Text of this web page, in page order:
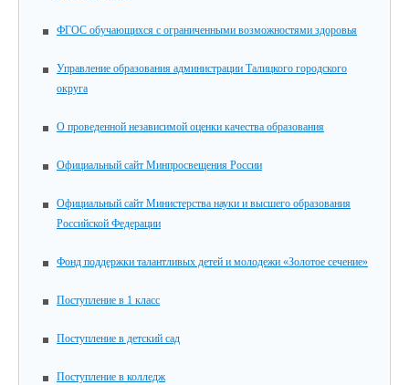
ФГОС обучающихся с ограниченными возможностями здоровья
Управление образования администрации Талицкого городского
округа
О проведенной независимой оценки качества образования
Официальный сайт Минпросвещения России
Официальный сайт Министерства науки и высшего образования
Российской Федерации
Фонд поддержки талантливых детей и молодежи «Золотое сечение»
Поступление в 1 класс
Поступление в детский сад
Поступление в колледж